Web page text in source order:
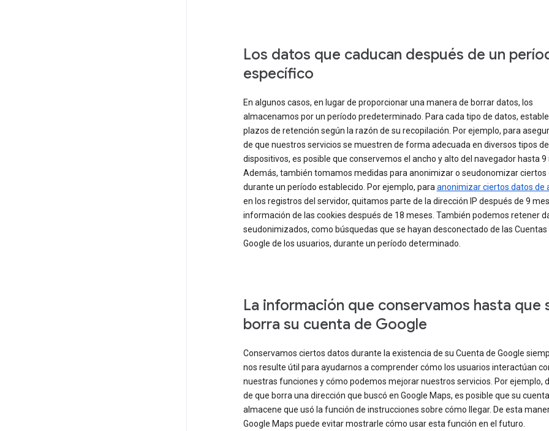
Los datos que caducan después de un
específico
En algunos casos, en lugar de proporcionar una manera de borrar datos, los
almacenamos por un período predeterminado. Para cada tipo de datos,
plazos de retención según la razón de su recopilación. Por ejemplo, para
de que nuestros servicios se muestren de forma adecuada en diversos tipos de
dispositivos, es posible que conservemos el ancho y alto del navegador hasta 9
Además, también tomamos medidas para anonimizar o seudonomizar ciertos
durante un período establecido. Por ejemplo, paraanonimizar ciertos datos de
en los registros del servidor, quitamos parte de la dirección IP después de 9
información de las cookies después de 18 meses. También podemos retener
seudonimizados, como búsquedas que se hayan desconectado de las Cuentas
Google de los usuarios, durante un período determinado.
La información que conservamos hasta que
borra su cuenta de Google
Conservamos ciertos datos durante la existencia de su Cuenta de Google
nos resulte útil para ayudarnos a comprender cómo los usuarios interactúan
nuestras funciones y cómo podemos mejorar nuestros servicios. Por ejemplo,
de que borra una dirección que buscó en Google Maps, es posible que su cuenta
almacene que usó la función de instrucciones sobre cómo llegar. De esta
Google Maps puede evitar mostrarle cómo usar esta función en el futuro.